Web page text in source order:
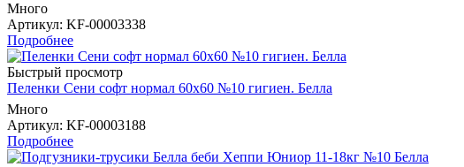
Много
Артикул: KF-00003338
Подробнее
Быстрый просмотр
Пеленки Сени софт нормал 60х60 №10 гигиен. Белла
Много
Артикул: KF-00003188
Подробнее